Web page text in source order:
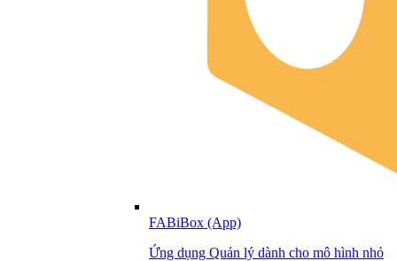
FABiBox (App)
Ứng dụng Quản lý dành cho mô hình nhỏ